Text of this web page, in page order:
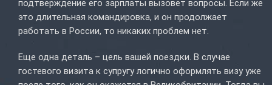
подтверждение его зарплаты вызовет вопросы. Если же
это длительная командировка, и он продолжает
работать в России, то никаких проблем нет.
Еще одна деталь – цель вашей поездки. В случае
гостевого визита к супругу логично оформлять визу уже